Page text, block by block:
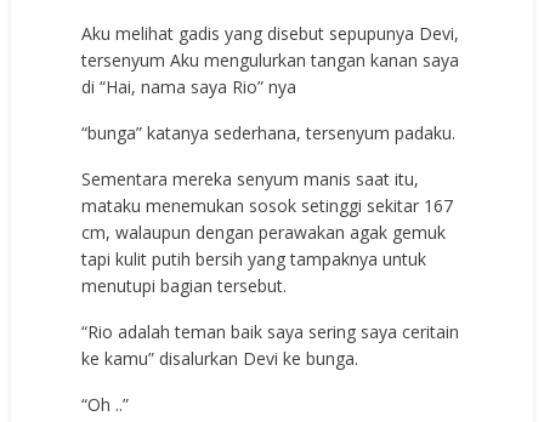
Aku melihat gadis yang disebut sepupunya Devi,
tersenyum Aku mengulurkan tangan kanan saya
di “Hai, nama saya Rio” nya
“bunga” katanya sederhana, tersenyum padaku.
Sementara mereka senyum manis saat itu,
mataku menemukan sosok setinggi sekitar 167
cm, walaupun dengan perawakan agak gemuk
tapi kulit putih bersih yang tampaknya untuk
menutupi bagian tersebut.
“Rio adalah teman baik saya sering saya ceritain
ke kamu” disalurkan Devi ke bunga.
“Oh ..”